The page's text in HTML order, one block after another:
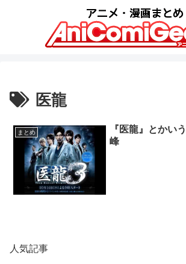
医龍
まとめ
『医龍』とかい
峰
人気記事